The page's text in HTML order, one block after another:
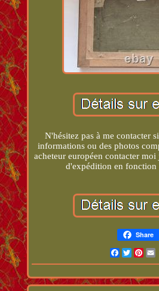
N'hésitez pas à me contacter
informations ou des photos
acheteur européen contacter
d'expédition en fonction
Share
Facebook
Twitter